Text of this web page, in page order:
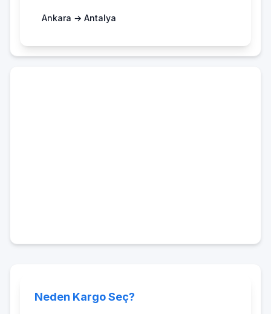
Ankara → Antalya
Neden Kargo Seç?